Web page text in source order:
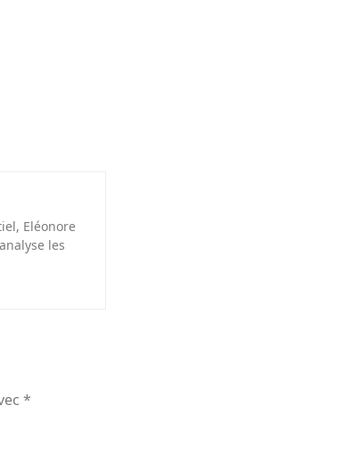
Eléonore
les
*